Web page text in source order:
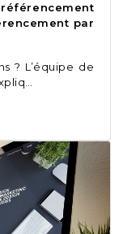
par
? L’équipe de